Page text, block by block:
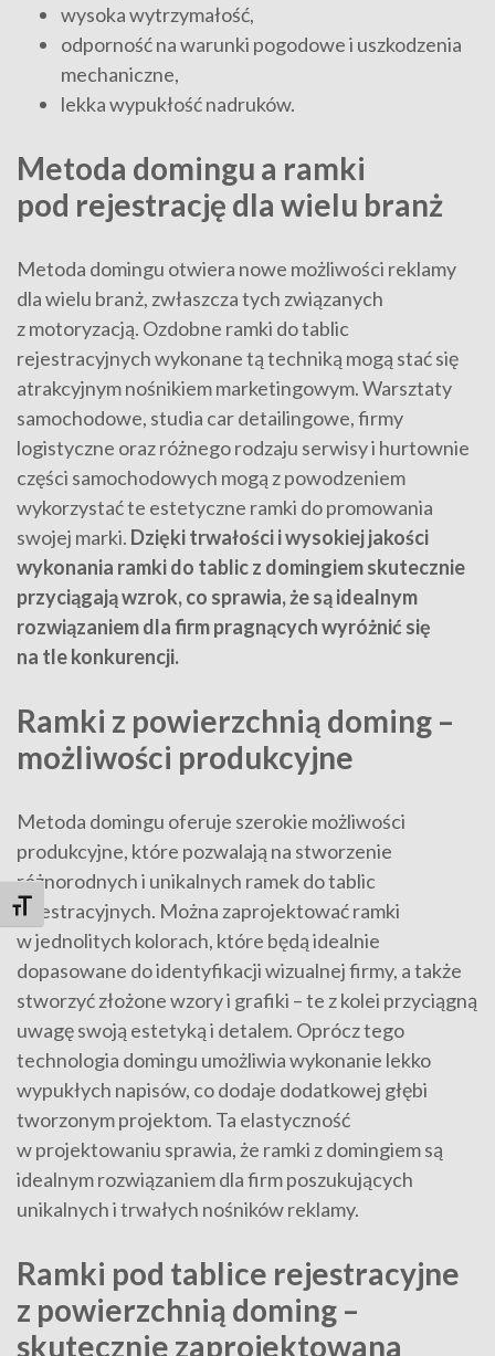
Toggle Font size
wysoka wytrzymałość,
odporność na warunki pogodowe i uszkodzenia
mechaniczne,
lekka wypukłość nadruków.
Metoda domingu a ramki
pod rejestrację dla wielu branż
Metoda domingu otwiera nowe możliwości reklamy
dla wielu branż, zwłaszcza tych związanych
z motoryzacją. Ozdobne ramki do tablic
rejestracyjnych wykonane tą techniką mogą stać się
atrakcyjnym nośnikiem marketingowym. Warsztaty
samochodowe, studia car detailingowe, firmy
logistyczne oraz różnego rodzaju serwisy i hurtownie
części samochodowych mogą z powodzeniem
wykorzystać te estetyczne ramki do promowania
swojej marki. Dzięki trwałości i wysokiej jakości
wykonania ramki do tablic z domingiem skutecznie
przyciągają wzrok, co sprawia, że są idealnym
rozwiązaniem dla firm pragnących wyróżnić się
na tle konkurencji.
Ramki z powierzchnią doming –
możliwości produkcyjne
Metoda domingu oferuje szerokie możliwości
produkcyjne, które pozwalają na stworzenie
różnorodnych i unikalnych ramek do tablic
rejestracyjnych. Można zaprojektować ramki
w jednolitych kolorach, które będą idealnie
dopasowane do identyfikacji wizualnej firmy, a także
stworzyć złożone wzory i grafiki – te z kolei przyciągną
uwagę swoją estetyką i detalem. Oprócz tego
technologia domingu umożliwia wykonanie lekko
wypukłych napisów, co dodaje dodatkowej głębi
tworzonym projektom. Ta elastyczność
w projektowaniu sprawia, że ramki z domingiem są
idealnym rozwiązaniem dla firm poszukujących
unikalnych i trwałych nośników reklamy.
Ramki pod tablice rejestracyjne
z powierzchnią doming –
skutecznie zaprojektowana